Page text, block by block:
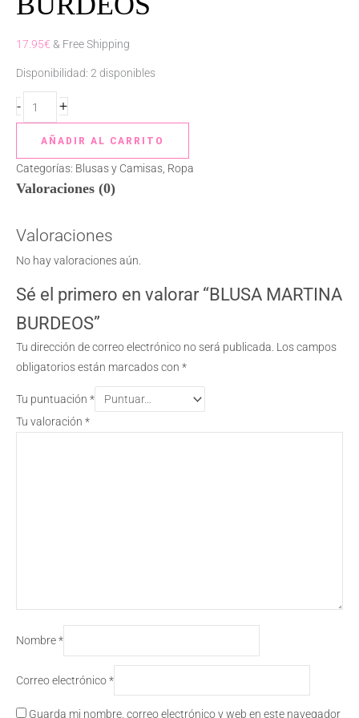
17.95€ & Free Shipping
Disponibilidad: 2 disponibles
- +
AÑADIR AL CARRITO
Categorías: Blusas y Camisas Ropa
Valoraciones (0)
Valoraciones
No hay valoraciones aún.
Sé el primero en valorar “BLUSA MARTINA
BURDEOS”
Tu dirección de correo electrónico no será publicada. Los campos
obligatorios están marcados con *
Tu puntuación *
Tu valoración *
Nombre*
Correo electrónico*
Guarda mi nombre, correo electrónico y web en este navegador